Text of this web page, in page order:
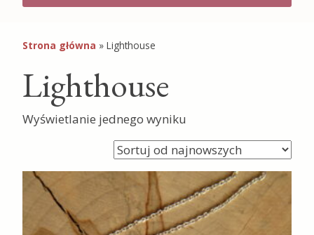
Strona główna » Lighthouse
Lighthouse
Wyświetlanie jednego wyniku